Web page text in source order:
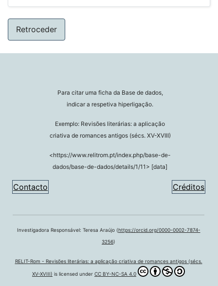
Retroceder
Para citar uma ficha da Base de dados,
indicar a respetiva hiperligação.
Exemplo: Revisões literárias: a aplicação
criativa de romances antigos (sécs. XV-XVIII)
<https://www.relitrom.pt/index.php/base-de-
dados/base-de-dados/details/1/11> [data]
Contacto Créditos
Investigadora Responsável: Teresa Araújo (https://orcid.org/0000-0002-7874-
3256)
RELIT-Rom - Revisões literárias: a aplicação criativa de romances antigos (sécs.
XV-XVIII) is licensed under CC BY-NC-SA 4.0